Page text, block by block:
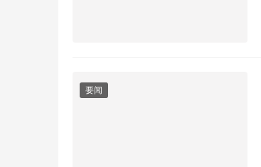
要闻